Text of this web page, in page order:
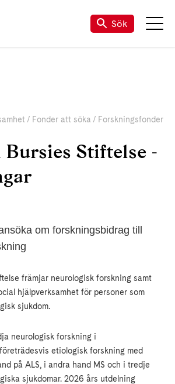
Sök
Fonder att söka Forskningsfonder
Stiftelse -
om forskningsbidrag till
främjar neurologisk forskning samt
hjälpverksamhet för personer som
sjukdom.
neurologisk forskning i
etiologisk forskning med
på ALS, i andra hand MS och i tredje
sjukdomar. 2026 års utdelning